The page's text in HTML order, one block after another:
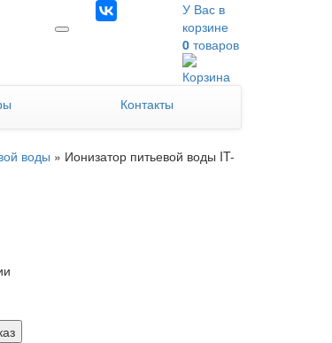
У Вас в
корзине
0товаров
Контакты
воды » Ионизатор питьевой воды IT-